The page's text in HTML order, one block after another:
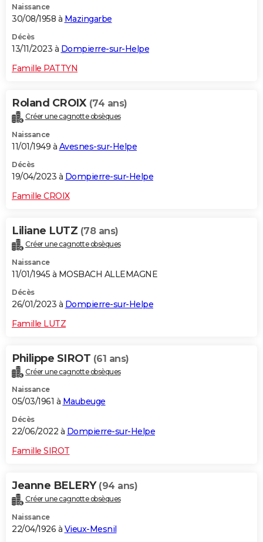
COPAINS D'AVANT
S'inscrire
Se connecter
Lycées
Collèges
Primaires
Universités
Entreprises
Service militaire
Avis de recherche
AVIS DE DÉCÈS
Naissance
30/08/1958 à Mazingarbe
Décès
13/11/2023 à Dompierre-sur-Helpe
Famille PATTYN
Roland CROIX (74 ans)
Créer une cagnotte obsèques
Naissance
11/01/1949 à Avesnes-sur-Helpe
Décès
19/04/2023 à Dompierre-sur-Helpe
Famille CROIX
Liliane LUTZ (78 ans)
Créer une cagnotte obsèques
Naissance
11/01/1945 à MOSBACH ALLEMAGNE
Décès
26/01/2023 à Dompierre-sur-Helpe
Famille LUTZ
Philippe SIROT (61 ans)
Créer une cagnotte obsèques
Naissance
05/03/1961 à Maubeuge
Décès
22/06/2022 à Dompierre-sur-Helpe
Famille SIROT
Jeanne BELERY (94 ans)
Créer une cagnotte obsèques
Naissance
22/04/1926 à Vieux-Mesnil